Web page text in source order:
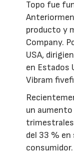
Topo fue
producto y
Company.
USA,
en Estados
Vibram
un
trimestrales
del 33 %